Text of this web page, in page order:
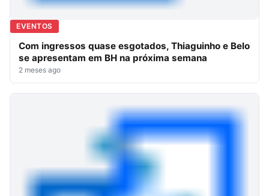
EVENTOS
Com ingressos quase esgotados, Thiaguinho e Belo
se apresentam em BH na próxima semana
2 meses ago